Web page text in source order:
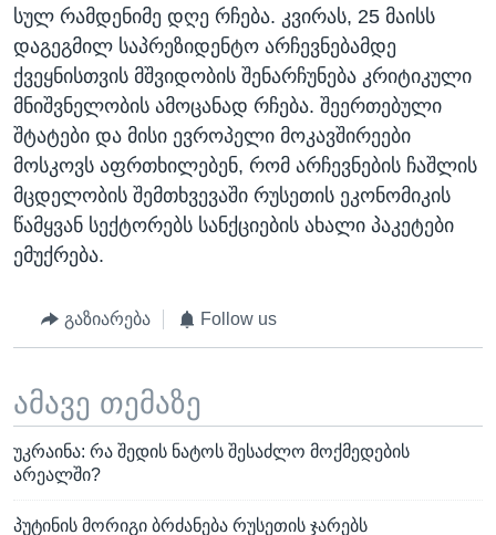
სულ რამდენიმე დღე რჩება. კვირას, 25 მაისს
დაგეგმილ საპრეზიდენტო არჩევნებამდე
ქვეყნისთვის მშვიდობის შენარჩუნება კრიტიკული
მნიშვნელობის ამოცანად რჩება. შეერთებული
შტატები და მისი ევროპელი მოკავშირეები
მოსკოვს აფრთხილებენ, რომ არჩევნების ჩაშლის
მცდელობის შემთხვევაში რუსეთის ეკონომიკის
წამყვან სექტორებს სანქციების ახალი პაკეტები
ემუქრება.
გაზიარება Follow us
ამავე თემაზე
უკრაინა: რა შედის ნატოს შესაძლო მოქმედების
არეალში?
პუტინის მორიგი ბრძანება რუსეთის ჯარებს